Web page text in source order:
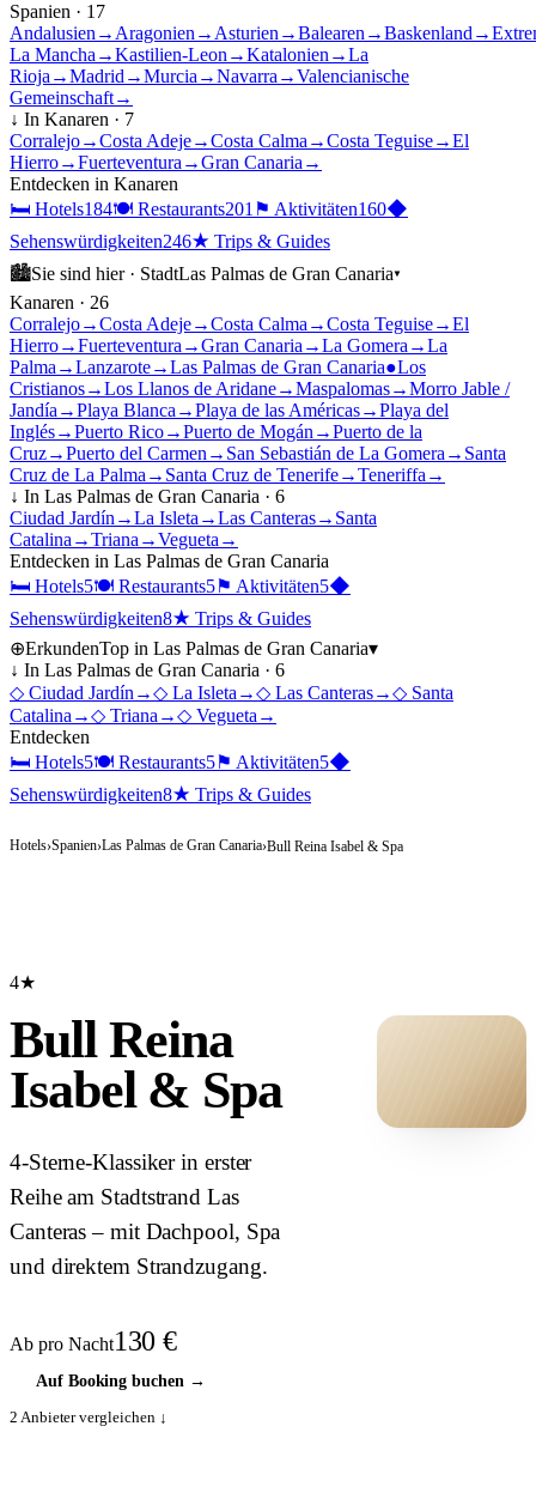
Spanien · 17
Andalusien → Aragonien → Asturien →Balearen →Baskenland →
La Mancha →Kastilien-Leon →Katalonien →La
Rioja →Madrid →Murcia →Navarra →Valencianische
Gemeinschaft→
↓ In Kanaren · 7
Corralejo→Costa Adeje→Costa Calma →Costa Teguise→El
Hierro→Fuerteventura →Gran Canaria →
Entdecken in Kanaren
🛏 Hotels184🍽 Restaurants201 ⚑ Aktivitäten160◆
Sehenswürdigkeiten246★ Trips & Guides
🏙Sie sind hier · StadtLas Palmas de Gran Canaria▾
Kanaren · 26
Corralejo→Costa Adeje→Costa Calma →Costa Teguise→El
Hierro→Fuerteventura →Gran Canaria →La Gomera →La
Palma →Lanzarote→Las Palmas de Gran Canaria●Los
Cristianos→Los Llanos de Aridane→Maspalomas→Morro Jable /
Jandía →Playa Blanca →Playa de las Américas→Playa del
Inglés→Puerto Rico→Puerto de Mogán →Puerto de la
Cruz→Puerto del Carmen → San Sebastián de La Gomera → Santa
Cruz de La Palma → Santa Cruz de Tenerife→Teneriffa →
↓ In Las Palmas de Gran Canaria · 6
Ciudad Jardín →La Isleta →Las Canteras→ Santa
Catalina →Triana →Vegueta →
Entdecken in Las Palmas de Gran Canaria
🛏 Hotels5🍽 Restaurants5⚑ Aktivitäten5◆
Sehenswürdigkeiten8★ Trips & Guides
⊕ErkundenTop in Las Palmas de Gran Canaria▾
↓ In Las Palmas de Gran Canaria · 6
◇ Ciudad Jardín →◇ La Isleta →◇ Las Canteras→◇ Santa
Catalina →◇ Triana →◇ Vegueta →
Entdecken
🛏 Hotels5🍽 Restaurants5⚑ Aktivitäten5◆
Sehenswürdigkeiten8★ Trips & Guides
Hotels›Spanien›Las Palmas de Gran Canaria›Bull Reina Isabel & Spa
4★
Bull Reina
Isabel & Spa
4-Sterne-Klassiker in erster
Reihe am Stadtstrand Las
Canteras – mit Dachpool, Spa
und direktem Strandzugang.
Ab pro Nacht130 €
Auf Booking buchen→
2 Anbieter vergleichen ↓